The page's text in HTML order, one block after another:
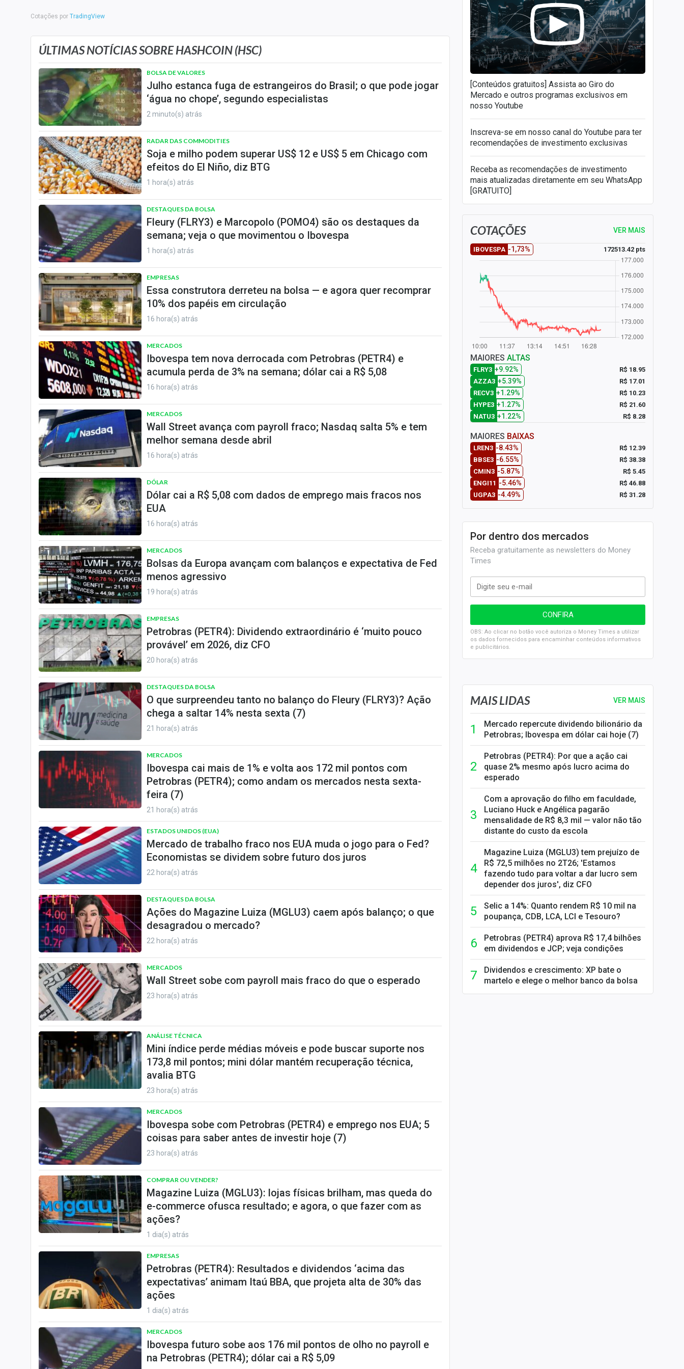
Marketing
Tecnologia
Conteúdo de Marca
Expediente
Cotações por TradingView
ÚLTIMAS NOTÍCIAS SOBRE HASHCOIN (HSC)
BOLSA DE VALORES
Julho estanca fuga de estrangeiros do Brasil; o que pode jogar
‘água no chope’, segundo especialistas
2 minuto(s) atrás
RADAR DAS COMMODITIES
Soja e milho podem superar US$ 12 e US$ 5 em Chicago com
efeitos do El Niño, diz BTG
1 hora(s) atrás
DESTAQUES DA BOLSA
Fleury (FLRY3) e Marcopolo (POMO4) são os destaques da
semana; veja o que movimentou o Ibovespa
1 hora(s) atrás
EMPRESAS
Essa construtora derreteu na bolsa — e agora quer recomprar
10% dos papéis em circulação
16 hora(s) atrás
MERCADOS
Ibovespa tem nova derrocada com Petrobras (PETR4) e
acumula perda de 3% na semana; dólar cai a R$ 5,08
16 hora(s) atrás
MERCADOS
Wall Street avança com payroll fraco; Nasdaq salta 5% e tem
melhor semana desde abril
16 hora(s) atrás
DÓLAR
Dólar cai a R$ 5,08 com dados de emprego mais fracos nos
EUA
16 hora(s) atrás
MERCADOS
Bolsas da Europa avançam com balanços e expectativa de Fed
menos agressivo
19 hora(s) atrás
EMPRESAS
Petrobras (PETR4): Dividendo extraordinário é ‘muito pouco
provável’ em 2026, diz CFO
20 hora(s) atrás
DESTAQUES DA BOLSA
O que surpreendeu tanto no balanço do Fleury (FLRY3)? Ação
chega a saltar 14% nesta sexta (7)
21 hora(s) atrás
MERCADOS
Ibovespa cai mais de 1% e volta aos 172 mil pontos com
Petrobras (PETR4); como andam os mercados nesta sexta-
feira (7)
21 hora(s) atrás
ESTADOS UNIDOS (EUA)
Mercado de trabalho fraco nos EUA muda o jogo para o Fed?
Economistas se dividem sobre futuro dos juros
22 hora(s) atrás
DESTAQUES DA BOLSA
Ações do Magazine Luiza (MGLU3) caem após balanço; o que
desagradou o mercado?
22 hora(s) atrás
MERCADOS
Wall Street sobe com payroll mais fraco do que o esperado
23 hora(s) atrás
ANÁLISE TÉCNICA
Mini índice perde médias móveis e pode buscar suporte nos
173,8 mil pontos; mini dólar mantém recuperação técnica,
avalia BTG
23 hora(s) atrás
MERCADOS
Ibovespa sobe com Petrobras (PETR4) e emprego nos EUA; 5
coisas para saber antes de investir hoje (7)
23 hora(s) atrás
COMPRAR OU VENDER?
Magazine Luiza (MGLU3): lojas físicas brilham, mas queda do
e-commerce ofusca resultado; e agora, o que fazer com as
ações?
1 dia(s) atrás
EMPRESAS
Petrobras (PETR4): Resultados e dividendos ‘acima das
expectativas’ animam Itaú BBA, que projeta alta de 30% das
ações
1 dia(s) atrás
MERCADOS
Ibovespa futuro sobe aos 176 mil pontos de olho no payroll e
na Petrobras (PETR4); dólar cai a R$ 5,09
[Conteúdos gratuitos] Assista ao Giro do
Mercado e outros programas exclusivos em
nosso Youtube
Inscreva-se em nosso canal do Youtube para ter
recomendações de investimento exclusivas
Receba as recomendações de investimento
mais atualizadas diretamente em seu WhatsApp
[GRATUITO]
COTAÇÕES VER MAIS
IBOVESPA -1,73% 172513.42 pts
MAIORES ALTAS
FLRY3 +9.92%
R$ 18.95
AZZA3 +5.39%
R$ 17.01
RECV3 +1.29%
R$ 10.23
HYPE3 +1.27%
R$ 21.60
NATU3 +1.22% R$ 8.28
MAIORES BAIXAS
LREN3 -8.43%
R$ 12.39
BBSE3 -6.55%
R$ 38.38
CMIN3 -5.87%
R$ 5.45
ENGI11 -5.46%
R$ 46.88
UGPA3 -4.49% R$ 31.28
Por dentro dos mercados
Receba gratuitamente as newsletters do Money
Times
OBS: Ao clicar no botão você autoriza o Money Times a utilizar
os dados fornecidos para encaminhar conteúdos informativos
e publicitários.
SELIC em 14%: A repercussão da decisão sobre os JUROS
MAIS LIDAS VER MAIS
Mercado repercute dividendo bilionário da
Petrobras; Ibovespa em dólar cai hoje (7)
Petrobras (PETR4): Por que a ação cai
quase 2% mesmo após lucro acima do
esperado
Com a aprovação do filho em faculdade,
Luciano Huck e Angélica pagarão
mensalidade de R$ 8,3 mil — valor não tão
distante do custo da escola
Magazine Luiza (MGLU3) tem prejuízo de
R$ 72,5 milhões no 2T26; 'Estamos
fazendo tudo para voltar a dar lucro sem
depender dos juros', diz CFO
Selic a 14%: Quanto rendem R$ 10 mil na
poupança, CDB, LCA, LCI e Tesouro?
Petrobras (PETR4) aprova R$ 17,4 bilhões
em dividendos e JCP; veja condições
Dividendos e crescimento: XP bate o
martelo e elege o melhor banco da bolsa